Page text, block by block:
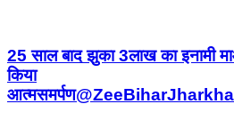
25 साल बाद झुका 3लाख का इनामी
किया